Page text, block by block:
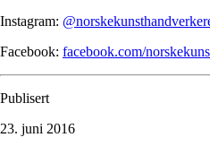
Instagram:
Facebook: facebook.com/
Publisert
23. juni 2016